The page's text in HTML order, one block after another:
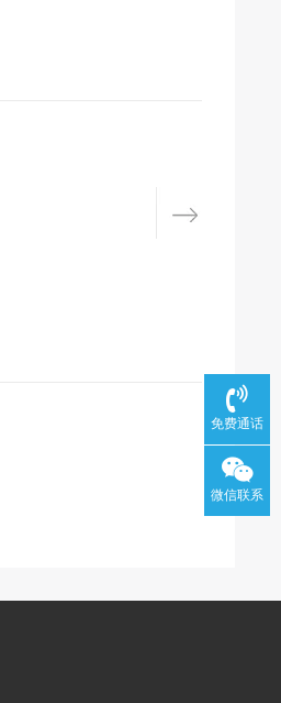
免费通话
微信联系